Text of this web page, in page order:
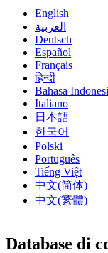
English
العربية
Deutsch
Español
Français
हिन्दी
Bahasa
Italiano
日本語
한국어
Polski
Português
Tiếng Việt
中文(简体)
中文(繁體)
Database di